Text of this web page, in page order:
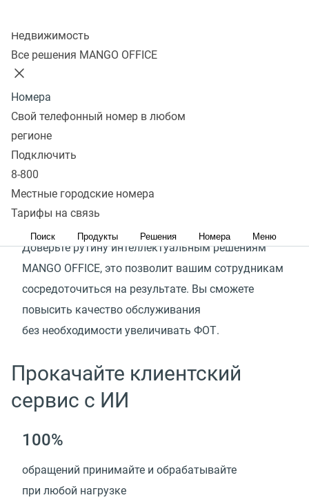
Недвижимость
Все решения MANGO OFFICE
Номера
Свой телефонный номер в любом
регионе
Подключить
8-800
Местные городские номера
Тарифы на связь
Поиск Продукты Решения Номера Меню
97%
рутинных задач в обслуживании клиентов можно
делегировать искусственному интеллекту
В коммуникации компании с клиентами очень
много рутины: повторяющиеся диалоги, ручная
прослушка разговоров, большое количество
исходящих звонков с одинаковым сообщением
ваших сотрудников — самого ценного ресурса
Доверьте рутину интеллектуальным решениям
MANGO OFFICE, это позволит вашим сотрудникам
сосредоточиться на результате. Вы сможете
повысить качество обслуживания
без необходимости увеличивать ФОТ.
Прокачайте клиентский
сервис с ИИ
100%
обращений принимайте и обрабатывайте
при любой нагрузке